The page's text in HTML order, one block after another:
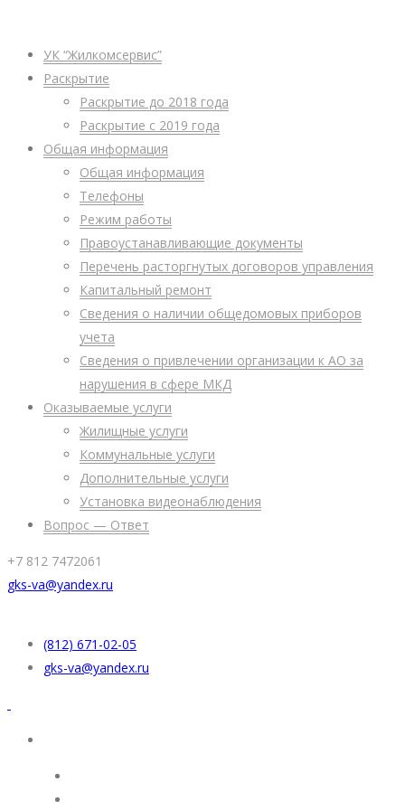
УК “Жилкомсервис”
Раскрытие
Раскрытие до 2018 года
Раскрытие с 2019 года
Общая информация
Общая информация
Телефоны
Режим работы
Правоустанавливающие документы
Перечень расторгнутых договоров управления
Капитальный ремонт
Сведения о наличии общедомовых приборов
учета
Сведения о привлечении организации к АО за
нарушения в сфере МКД
Оказываемые услуги
Жилищные услуги
Коммунальные услуги
Дополнительные услуги
Установка видеонаблюдения
Вопрос — Ответ
+7 812 7472061
gks-va@yandex.ru
(812) 671-02-05
gks-va@yandex.ru